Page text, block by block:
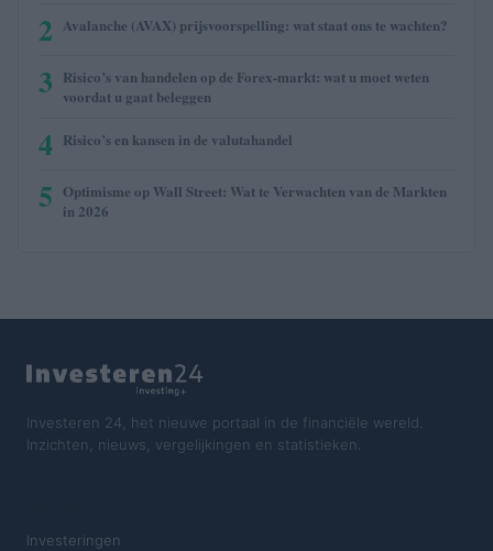
2 Avalanche (AVAX) prijsvoorspelling: wat staat ons te wachten?
3 Risico’s van handelen op de Forex-markt: wat u moet weten
voordat u gaat beleggen
4 Risico’s en kansen in de valutahandel
5 Optimisme op Wall Street: Wat te Verwachten van de Markten
in 2026
Investeren 24, het nieuwe portaal in de financiële wereld.
Inzichten, nieuws, vergelijkingen en statistieken.
Investeringen